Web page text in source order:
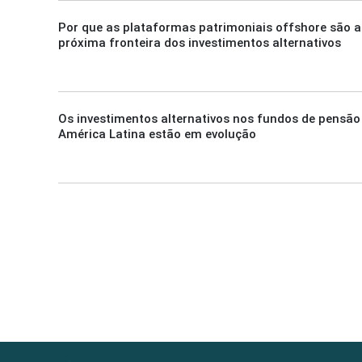
Por que as plataformas patrimoniais offshore são a
próxima fronteira dos investimentos alternativos
Os investimentos alternativos nos fundos de
América Latina estão em evolução